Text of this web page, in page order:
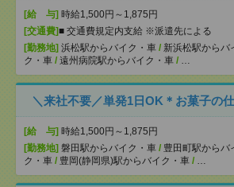
[給 与] 時給1,500円～1,875円
[交通費]■ 交通費規定内支給 ※派遣先による
[勤務地] 浜松駅からバイク・車 / 新浜松駅からバ
ク・車 / 遠州病院駅からバイク・車 / …
＼来社不要／単発1日OK＊お菓子の
[給 与] 時給1,500円～1,875円
[勤務地] 磐田駅からバイク・車 / 豊田町駅からバ
ク・車 / 豊岡(静岡県)駅からバイク・車 / …